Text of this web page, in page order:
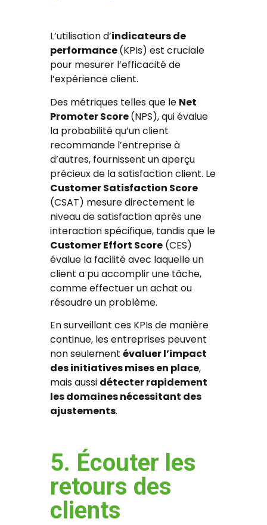
L’utilisation d’indicateurs de
performance(KPIs) est cruciale
pour mesurer l’efficacité de
l’expérience client.
Des métriques telles que le Net
Promoter Score(NPS), qui évalue
la probabilité qu’un client
recommande l’entreprise à
d’autres, fournissent un aperçu
précieux de la satisfaction client. Le
Customer Satisfaction Score
(CSAT) mesure directement le
niveau de satisfaction après une
interaction spécifique, tandis que le
Customer Effort Score (CES)
évalue la facilité avec laquelle un
client a pu accomplir une tâche,
comme effectuer un achat ou
résoudre un problème.
En surveillant ces KPIs de manière
continue, les entreprises peuvent
non seulement évaluer l’impact
des initiatives mises en place,
mais aussi détecter rapidement
les domaines nécessitant des
ajustements.
5. Écouter les
retours des
clients